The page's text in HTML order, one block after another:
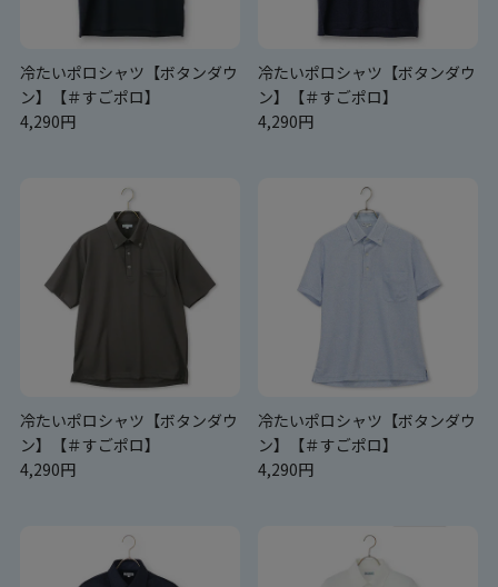
冷たいポロシャツ【ボタンダウ
ン】【＃すごポロ】
4,290円
冷たいポロシャツ【ボタンダウ
ン】【＃すごポロ】
4,290円
冷たいポロシャツ【ボタンダウ
ン】【＃すごポロ】
4,290円
冷たいポロシャツ【ボタンダウ
ン】【＃すごポロ】
4,290円